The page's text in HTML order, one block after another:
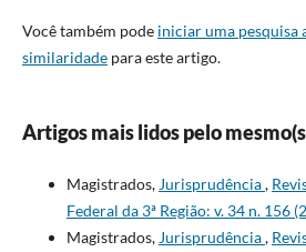
Você também pode iniciar uma pesquisa
similaridadepara este artigo.
Artigos mais lidos pelo
Magistrados, Jurisprudência,
Federal da 3ª Região: v. 34 n. 156
Magistrados, Jurisprudência,